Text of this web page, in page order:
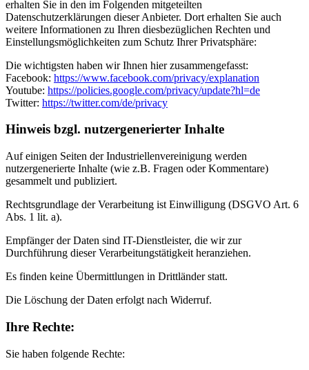
erhalten Sie in den im Folgenden mitgeteilten
Datenschutzerklärungen dieser Anbieter. Dort erhalten Sie auch
weitere Informationen zu Ihren diesbezüglichen Rechten und
Einstellungsmöglichkeiten zum Schutz Ihrer Privatsphäre:
Die wichtigsten haben wir Ihnen hier zusammengefasst:
Facebook: https://www.facebook.com/privacy/explanation
Youtube: https://policies.google.com/privacy/update?hl=de
Twitter: https://twitter.com/de/privacy
Hinweis bzgl. nutzergenerierter Inhalte
Auf einigen Seiten der Industriellenvereinigung werden
nutzergenerierte Inhalte (wie z.B. Fragen oder Kommentare)
gesammelt und publiziert.
Rechtsgrundlage der Verarbeitung ist Einwilligung (DSGVO Art. 6
Abs. 1 lit. a).
Empfänger der Daten sind IT-Dienstleister, die wir zur
Durchführung dieser Verarbeitungstätigkeit heranziehen.
Es finden keine Übermittlungen in Drittländer statt.
Die Löschung der Daten erfolgt nach Widerruf.
Ihre Rechte:
Sie haben folgende Rechte: